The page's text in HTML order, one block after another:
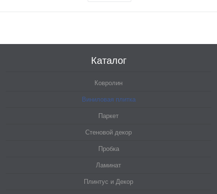
Каталог
Ковролин
Виниловая плитка
Паркет
Стеновой декор
Пробка
Ламинат
Плинтус и Декор